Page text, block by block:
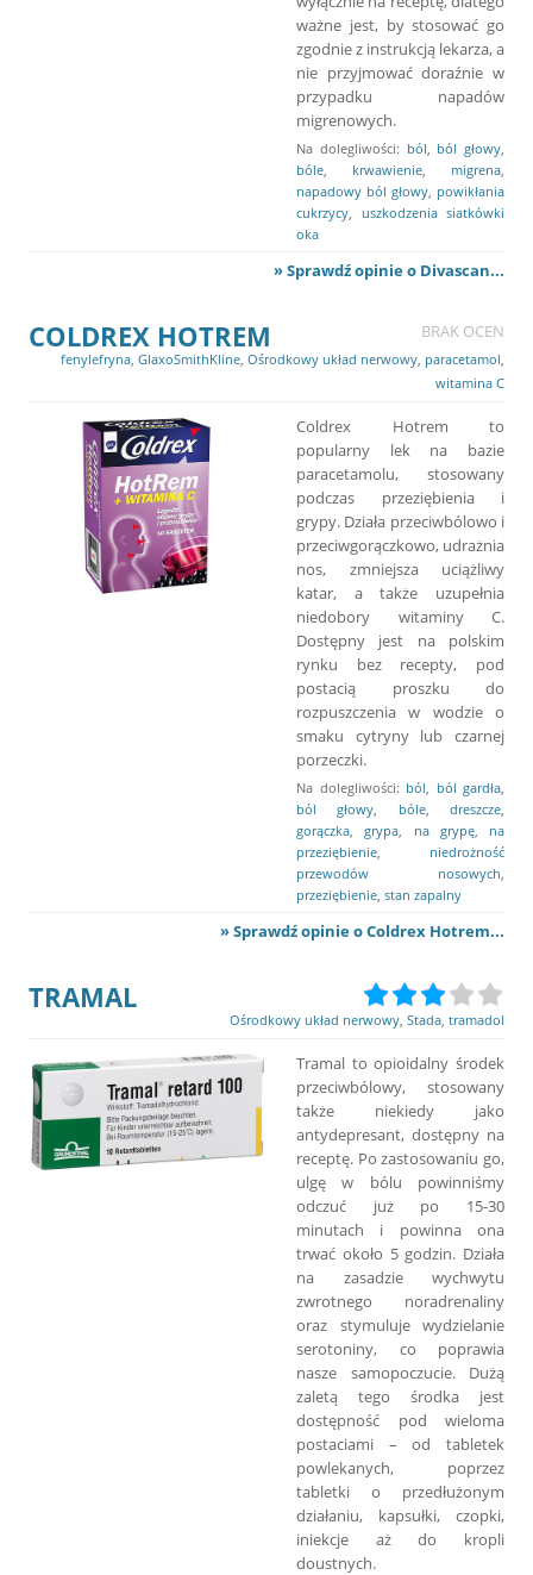
ważne jest, by stosować go
zgodnie z instrukcją lekarza, a
nie przyjmować doraźnie w
przypadku napadów
migrenowych.
Na dolegliwości: ból ból głowy
bóle
krwawienie migrena
napadowy ból głowy powikłania
cukrzycy
uszkodzenia siatkówki
oka
» Sprawdź opinie o Divascan...
COLDREX HOTREM BRAK OCEN
fenylefryna GlaxoSmithKline Ośrodkowy układ nerwowy paracetamol
witamina C
Coldrex Hotrem to
popularny lek na bazie
paracetamolu, stosowany
podczas przeziębienia i
grypy. Działa przeciwbólowo i
przeciwgorączkowo, udrażnia
nos, zmniejsza uciążliwy
katar, a także uzupełnia
niedobory witaminy C.
Dostępny jest na polskim
rynku bez recepty, pod
postacią proszku do
rozpuszczenia w wodzie o
smaku cytryny lub czarnej
porzeczki.
Na dolegliwości: ból ból gardła
ból głowy
bóle,dreszcze
gorączka ,grypa na grypę, na
przeziębienie
niedrożność
przewodów nosowych
przeziębienie stan zapalny
» Sprawdź opinie o Coldrex Hotrem...
TRAMAL
Ośrodkowy układ nerwowy Stada tramadol
Tramal to opioidalny środek
przeciwbólowy, stosowany
także niekiedy jako
antydepresant, dostępny na
receptę. Po zastosowaniu go,
ulgę w bólu powinniśmy
odczuć już po 15-30
minutach i powinna ona
trwać około 5 godzin. Działa
na zasadzie wychwytu
zwrotnego noradrenaliny
oraz stymuluje wydzielanie
serotoniny, co poprawia
nasze samopoczucie. Dużą
zaletą tego środka jest
dostępność pod wieloma
postaciami – od tabletek
powlekanych, poprzez
tabletki o przedłużonym
działaniu, kapsułki, czopki,
iniekcje aż do kropli
doustnych.